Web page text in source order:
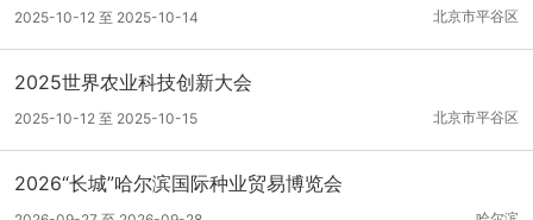
北京市平谷区
2025-10-12 至 2025-10-14
2025世界农业科技创新大会
北京市平谷区
2025-10-12 至 2025-10-15
2026“长城”哈尔滨国际种业贸易博览会